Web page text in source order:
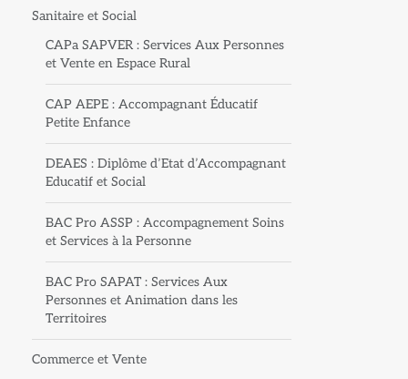
Sanitaire et Social
CAPa SAPVER : Services Aux Personnes
et Vente en Espace Rural
CAP AEPE : Accompagnant Éducatif
Petite Enfance
DEAES : Diplôme d’Etat d’Accompagnant
Educatif et Social
BAC Pro ASSP : Accompagnement Soins
et Services à la Personne
BAC Pro SAPAT : Services Aux
Personnes et Animation dans les
Territoires
Commerce et Vente